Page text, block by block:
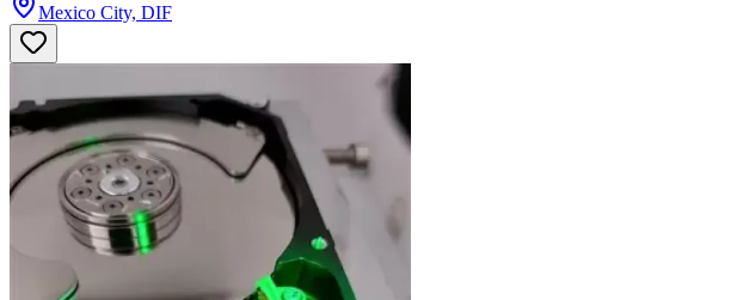
Mexico City, DIF